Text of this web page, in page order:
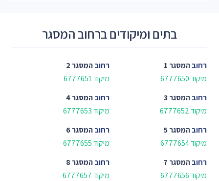
בתים ומיקודים ברחוב המסגר
רחובהמסגר 1
מיקוד 6777650
רחובהמסגר 2
מיקוד 6777651
רחובהמסגר 3
מיקוד 6777652
רחובהמסגר 4
מיקוד 6777653
רחובהמסגר 5
מיקוד 6777654
רחובהמסגר 6
מיקוד 6777655
רחובהמסגר 7
מיקוד 6777656
רחובהמסגר 8
מיקוד 6777657